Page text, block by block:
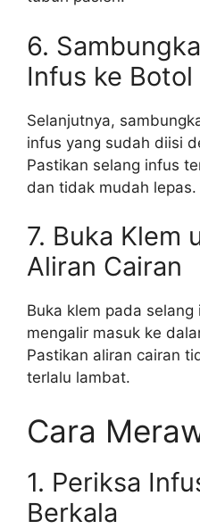
6.
Infus ke Botol
Selanjutnya,
infus yang sudah diisi
Pastikan selang infus
dan tidak mudah lepas.
7. Buka Klem
Aliran Cairan
Buka klem pada
mengalir masuk ke
Pastikan aliran cairan
terlalu lambat.
Cara
1. Periksa
Berkala